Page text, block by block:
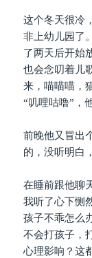
这个冬天很冷
非上幼儿园了
了两天后开始
也会念叨着儿
来，喵喵喵，
“叽哩咕噜”，
前晚他又冒出
的，没听明白
在睡前跟他聊
我听了心下恻
孩子不乖怎么
不会打孩子，
心理影响？这